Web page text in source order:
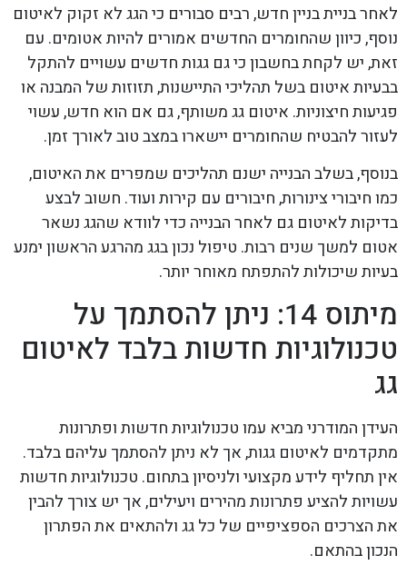
לאחר בניית בניין חדש, רבים סבורים כי הגג לא זקוק לאיטום
נוסף, כיוון שהחומרים החדשים אמורים להיות אטומים. עם
זאת, יש לקחת בחשבון כי גם גגות חדשים עשויים להתקל
בבעיות איטום בשל תהליכי התיישנות, תזוזות של המבנה או
פגיעות חיצוניות. איטום גג משותף, גם אם הוא חדש, עשוי
לעזור להבטיח שהחומרים יישארו במצב טוב לאורך זמן.
בנוסף, בשלב הבנייה ישנם תהליכים שמפרים את האיטום,
כמו חיבורי צינורות, חיבורים עם קירות ועוד. חשוב לבצע
בדיקות לאיטום גם לאחר הבנייה כדי לוודא שהגג נשאר
אטום למשך שנים רבות. טיפול נכון בגג מהרגע הראשון ימנע
בעיות שיכולות להתפתח מאוחר יותר.
מיתוס 14: ניתן להסתמך על
טכנולוגיות חדשות בלבד לאיטום
גג
העידן המודרני מביא עמו טכנולוגיות חדשות ופתרונות
מתקדמים לאיטום גגות, אך לא ניתן להסתמך עליהם בלבד.
אין תחליף לידע מקצועי ולניסיון בתחום. טכנולוגיות חדשות
עשויות להציע פתרונות מהירים ויעילים, אך יש צורך להבין
את הצרכים הספציפיים של כל גג ולהתאים את הפתרון
הנכון בהתאם.